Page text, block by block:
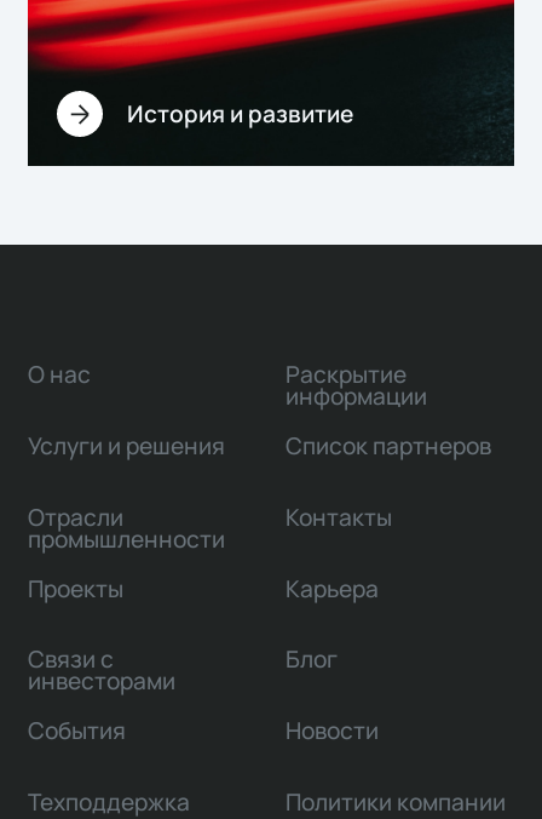
История и развитие
О нас
Услуги и решения
Отрасли
промышленности
Проекты
Связи с
инвесторами
Раскрытие
информации
Список партнеров
Контакты
Карьера
Блог
События Новости
Техподдержка Политики компании